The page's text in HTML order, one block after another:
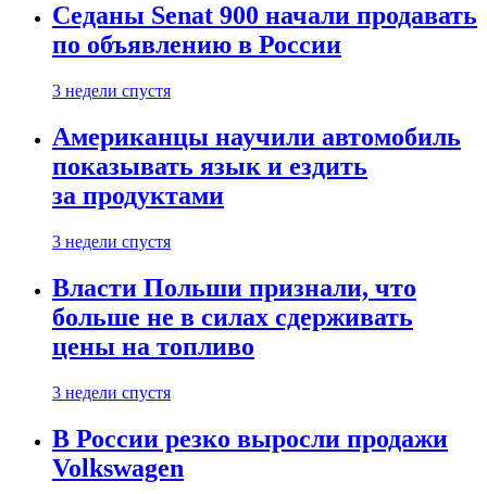
Седаны Senat 900 начали продавать
по объявлению в России
3 недели спустя
Американцы научили автомобиль
показывать язык и ездить
за продуктами
3 недели спустя
Власти Польши признали, что
больше не в силах сдерживать
цены на топливо
3 недели спустя
В России резко выросли продажи
Volkswagen